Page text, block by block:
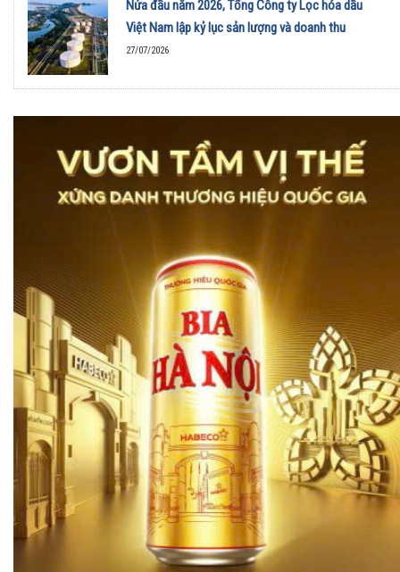
Nửa đầu năm 2026, Tổng Công ty Lọc hóa dầu
Việt Nam lập kỷ lục sản lượng và doanh thu
27/07/2026